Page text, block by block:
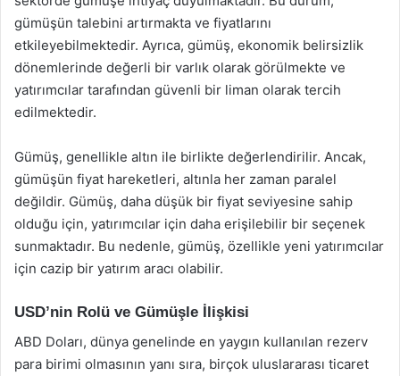
gümüşün talebini artırmakta ve fiyatlarını
etkileyebilmektedir. Ayrıca, gümüş, ekonomik belirsizlik
dönemlerinde değerli bir varlık olarak görülmekte ve
yatırımcılar tarafından güvenli bir liman olarak tercih
edilmektedir.
Gümüş, genellikle altın ile birlikte değerlendirilir. Ancak,
gümüşün fiyat hareketleri, altınla her zaman paralel
değildir. Gümüş, daha düşük bir fiyat seviyesine sahip
olduğu için, yatırımcılar için daha erişilebilir bir seçenek
sunmaktadır. Bu nedenle, gümüş, özellikle yeni yatırımcılar
için cazip bir yatırım aracı olabilir.
USD’nin Rolü ve Gümüşle İlişkisi
ABD Doları, dünya genelinde en yaygın kullanılan rezerv
para birimi olmasının yanı sıra, birçok uluslararası ticaret